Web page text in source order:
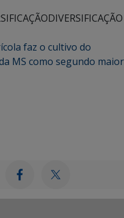
DIVERSIFICAÇÃO
faz o cultivo do
MS como segundo maior